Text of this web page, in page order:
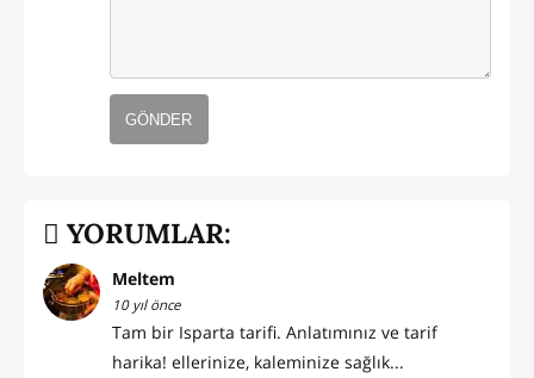
GÖNDER
YORUMLAR:
Meltem
10 yıl önce
Tam bir Isparta tarifi. Anlatımınız ve tarif
harika! ellerinize, kaleminize sağlık...